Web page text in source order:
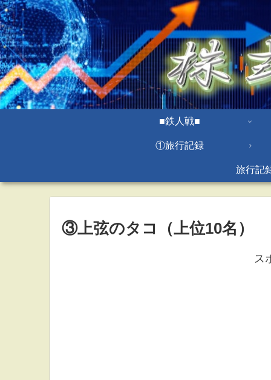
■鉄人戦■
①旅行記録
旅行記
③上弦のタコ（上位10名）
ス